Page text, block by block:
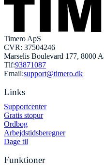
Timero ApS
CVR: 37504246
Marselis Boulevard 177, 8000
Tlf:93871087
Email:support@timero.dk
Links
Supportcenter
Gratis stopur
Ordbog
Arbejdstidsberegner
Dage til
Funktioner